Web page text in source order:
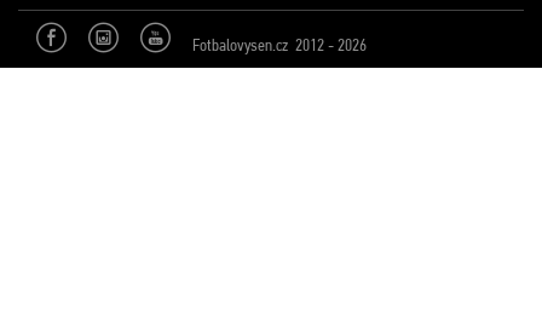
Fotbalovysen.cz 2012 - 2026